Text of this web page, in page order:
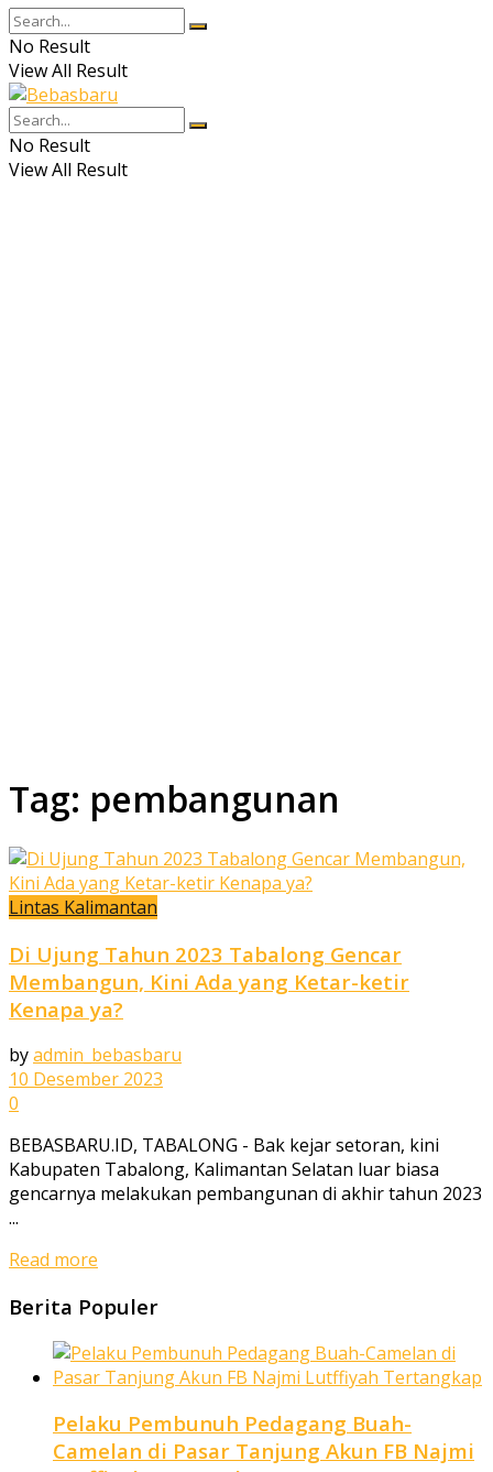
No Result
View All Result
No Result
View All Result
Tag: pembangunan
Lintas Kalimantan
Di Ujung Tahun 2023 Tabalong Gencar
Membangun, Kini Ada yang Ketar-ketir
Kenapa ya?
byadmin_bebasbaru
10 Desember 2023
0
BEBASBARU.ID, TABALONG - Bak kejar setoran, kini
Kabupaten Tabalong, Kalimantan Selatan luar biasa
gencarnya melakukan pembangunan di akhir tahun 2023
...
Read more
Berita Populer
Pelaku Pembunuh Pedagang Buah-
Camelan di Pasar Tanjung Akun FB Najmi